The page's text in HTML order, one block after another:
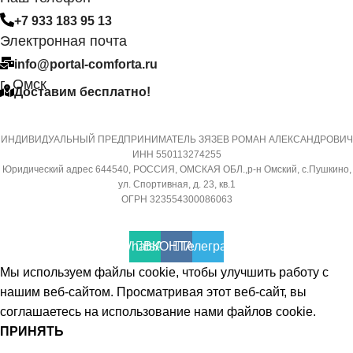
НЕИСПРАВНОСТИ
МАССА ТОВАРА С УПАКОВКОЙ
МИН. РАБОЧАЯ ТЕМПЕРАТУРА
-7
ПОДСВЕТКА ДИСПЛЕЯ
БЛОКА
-7
ТАЙМЕР НА
Да
+7 933 183 95 13
Электронная почта
info@portal-comforta.ru
г. Омск
Доставим бесплатно!
ИНДИВИДУАЛЬНЫЙ ПРЕДПРИНИМАТЕЛЬ ЗЯЗЕВ РОМАН АЛЕКСАНДРОВИЧ
ИНН 550113274255
Юридический адрес 644540, РОССИЯ, ОМСКАЯ ОБЛ.,р-н Омский, с.Пушкино,
ул. Спортивная, д. 23, кв.1
ОГРН 323554300086063
WhatsApp
ВКОНТАКТЕ
Телеграмм
Мы используем файлы cookie, чтобы улучшить работу с
нашим веб-сайтом. Просматривая этот веб-сайт, вы
соглашаетесь на использование нами файлов cookie.
ПРИНЯТЬ